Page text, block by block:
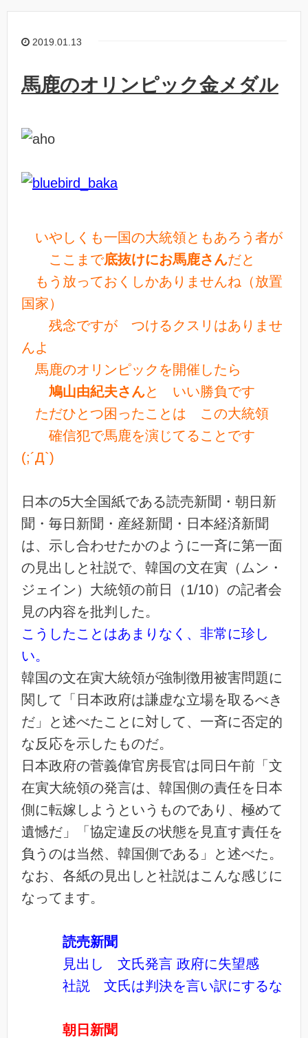
2019.01.13
馬鹿のオリンピック金メダル
いやしくも一国の大統領ともあろう者が
ここまで底抜けにお馬鹿さんだと
もう放っておくしかありませんね（放置
国家）
残念ですが つけるクスリはありませ
んよ
馬鹿のオリンピックを開催したら
鳩山由紀夫さんと いい勝負です
ただひとつ困ったことは この大統領
確信犯で馬鹿を演じてることです
(;´Д`)
日本の5大全国紙である読売新聞・朝日新
聞・毎日新聞・産経新聞・日本経済新聞
は、示し合わせたかのように一斉に第一面
の見出しと社説で、韓国の文在寅（ムン・
ジェイン）大統領の前日（1/10）の記者会
見の内容を批判した。
こうしたことはあまりなく、非常に珍し
い。
韓国の文在寅大統領が強制徴用被害問題に
関して「日本政府は謙虚な立場を取るべき
だ」と述べたことに対して、一斉に否定的
な反応を示したものだ。
日本政府の菅義偉官房長官は同日午前「文
在寅大統領の発言は、韓国側の責任を日本
側に転嫁しようというものであり、極めて
遺憾だ」「協定違反の状態を見直す責任を
負うのは当然、韓国側である」と述べた。
なお、各紙の見出しと社説はこんな感じに
なってます。
読売新聞
見出し 文氏発言 政府に失望感
社説 文氏は判決を言い訳にするな
朝日新聞